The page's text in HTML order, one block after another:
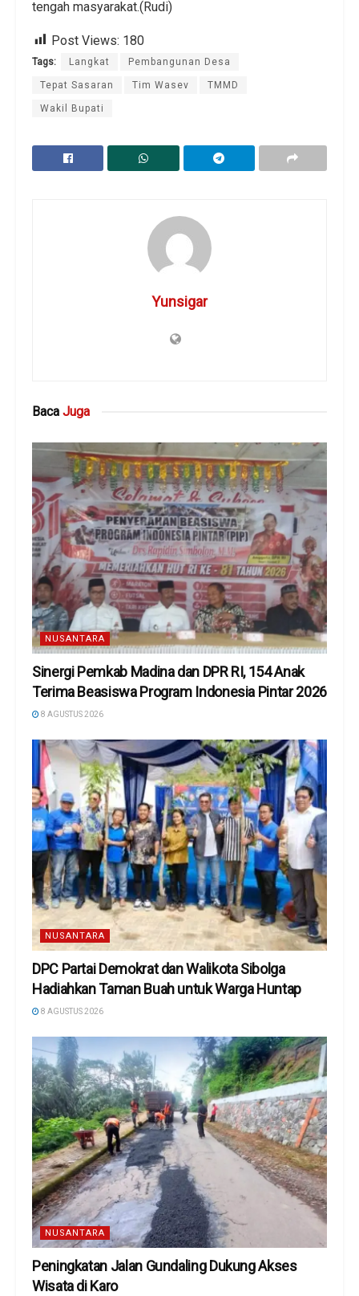
tengah masyarakat.(Rudi)
Post Views: 180
Tags: Langkat Pembangunan Desa
Tepat Sasaran Tim Wasev TMMD
Wakil Bupati
Yunsigar
Baca Juga
NUSANTARA
Sinergi Pemkab Madina dan DPR RI, 154 Anak
Terima Beasiswa Program Indonesia Pintar 2026
8 AGUSTUS 2026
NUSANTARA
DPC Partai Demokrat dan Walikota Sibolga
Hadiahkan Taman Buah untuk Warga Huntap
8 AGUSTUS 2026
NUSANTARA
Peningkatan Jalan Gundaling Dukung Akses
Wisata di Karo